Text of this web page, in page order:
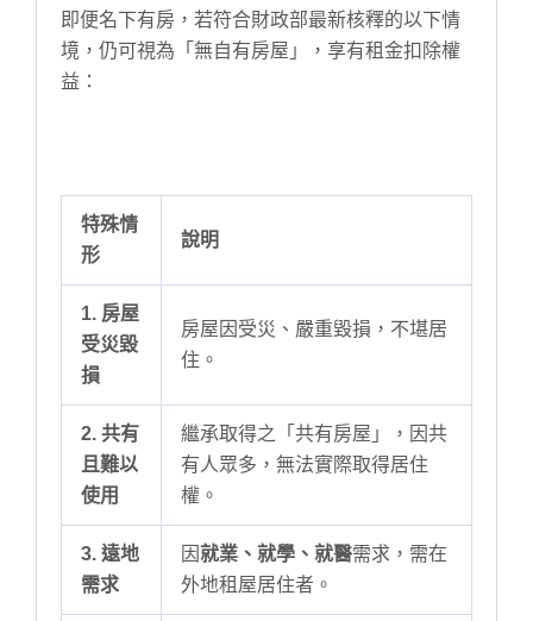
即便名下有房，若符合財政部最新核釋的以下情
境，仍可視為「無自有房屋」，享有租金扣除權
益：
特殊情
形
說明
1. 房屋
受災毀
損
房屋因受災、嚴重毀損，不堪居
住。
2. 共有
且難以
使用
繼承取得之「共有房屋」，因共
有人眾多，無法實際取得居住
權。
3. 遠地
需求
因 就業、就學、就醫需求，需在
外地租屋居住者。